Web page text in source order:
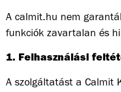
A calmit.hu nem
funkciók zavartalan és
1. Felhasználási
A szolgáltatást a Calmit